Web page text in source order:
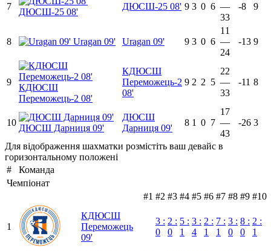
7
ДЮСШ-25 08'
ДЮСШ-25 08' 9 3 0 6 —
33
-8 9
8 Uragan 09' Uragan 09' 9 3 0 6
11
—
24
-13 9
9
КДЮСШ
Переможець-2 08'
КДЮСШ
Переможець-2
08'
9 2 2 5
22
—
33
-11 8
10
ДЮСШ Дарниця 09'
ДЮСШ
Дарниця 09'
8 1 0 7
17
—
43
-26 3
Для відображення шахматки розмістіть ваш девайс в
горизонтальному положені
#
Команда
Чемпіонат
#1 #2 #3 #4 #5 #6 #7 #8 #9 #10
1
КДЮСШ
Переможець
09'
3 :
0
2 :
0
5 :
1
3 :
4
2 :
1
7 :
1
3 :
0
8 :
0
2 :
1